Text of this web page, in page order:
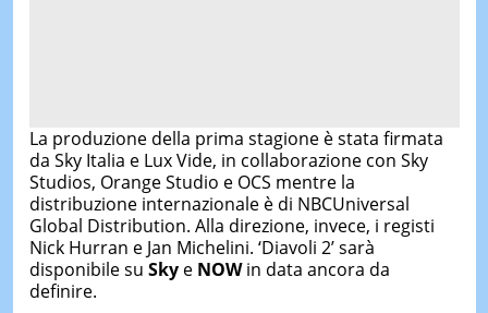
La produzione della prima stagione è stata firmata
da Sky Italia e Lux Vide, in collaborazione con Sky
Studios, Orange Studio e OCS mentre la
distribuzione internazionale è di NBCUniversal
Global Distribution. Alla direzione, invece, i registi
Nick Hurran e Jan Michelini. ‘Diavoli 2’ sarà
disponibile su Skye NOWin data ancora da
definire.